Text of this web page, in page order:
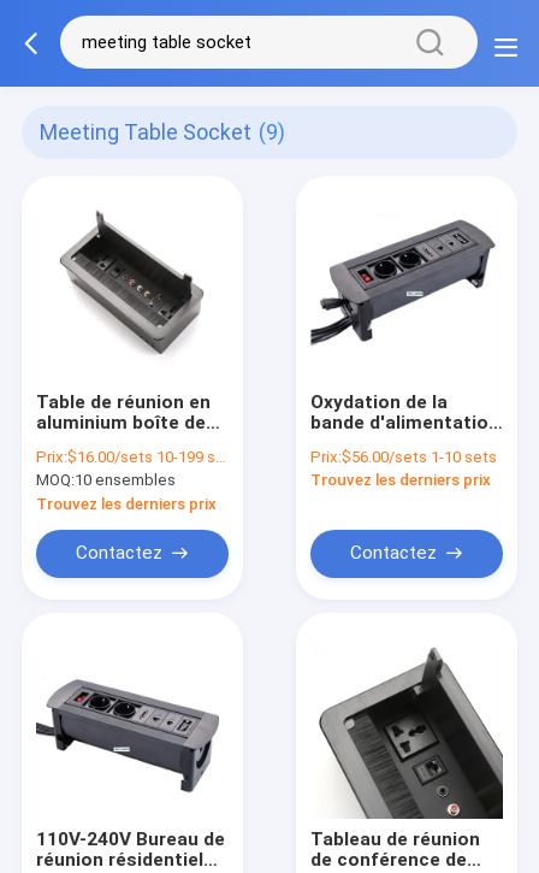
Meeting Table Socket (9)
Table de réunion en
aluminium boîte de
cachée bande
d'alimentation avec
USB
Prix:$16.00/sets 10-199 sets
MOQ:10 ensembles
Trouvez les derniers prix
Contactez
Oxydation de la
bande d'alimentation
retrait Flip Up Outlet
Socket de la table de
Prix:$56.00/sets 1-10 sets
Trouvez les derniers prix
Contactez
110V-240V Bureau de
réunion résidentiel
Tableau de réunion
de conférence de